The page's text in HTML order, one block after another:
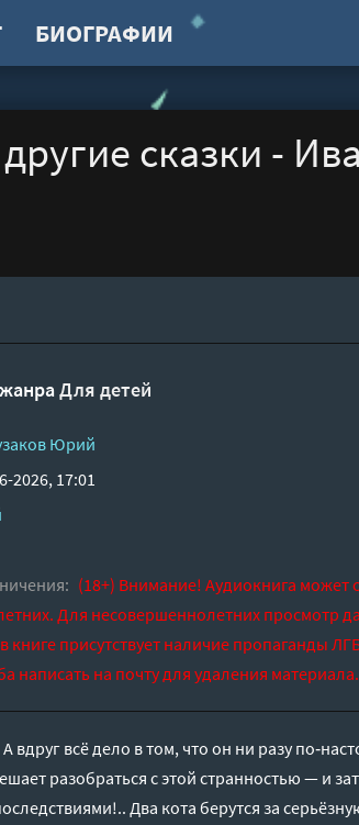
БИОГРАФИИ
сказки -
Для детей
Юрий
2026, 17:01
(18+) Внимание! Аудиокнига может
Для несовершеннолетних просмотр
присутствует наличие пропаганды
написать на почту для удаления материала.
А вдруг всё дело в том, что он ни разу
разобраться с этой странностью — и
Два кота берутся за